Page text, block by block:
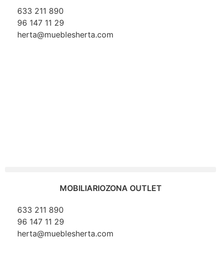
633 211 890
96 147 11 29
herta@mueblesherta.com
MOBILIARIOZONA OUTLET
633 211 890
96 147 11 29
herta@mueblesherta.com